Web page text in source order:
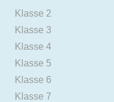
Klasse 2
Klasse 3
Klasse 4
Klasse 5
Klasse 6
Klasse 7